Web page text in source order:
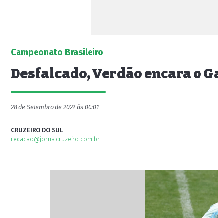
Campeonato Brasileiro
Desfalcado, Verdão encara o
28 de Setembro de 2022 às 00:01
CRUZEIRO DO SUL
redacao@jornalcruzeiro.com.br